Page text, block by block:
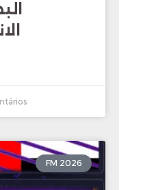
FM 2026